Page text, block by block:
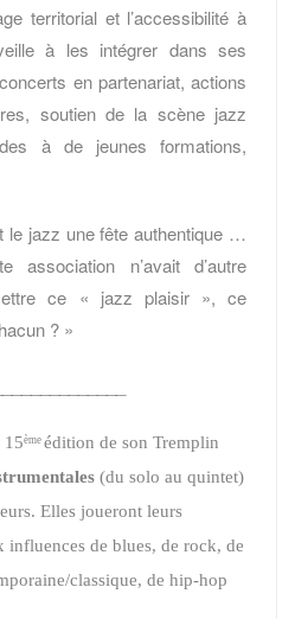
territorial et l’accessibilité à
à les intégrer dans ses
en partenariat, actions
soutien de la scène jazz
à de jeunes formations,
le jazz une fête authentique …
n’avait d’autre
ce « jazz plaisir », ce
? »
15ème édition de son Tremplin
(du solo au quintet)
Elles joueront leurs
influences de blues, de rock, de
classique, de hip-hop